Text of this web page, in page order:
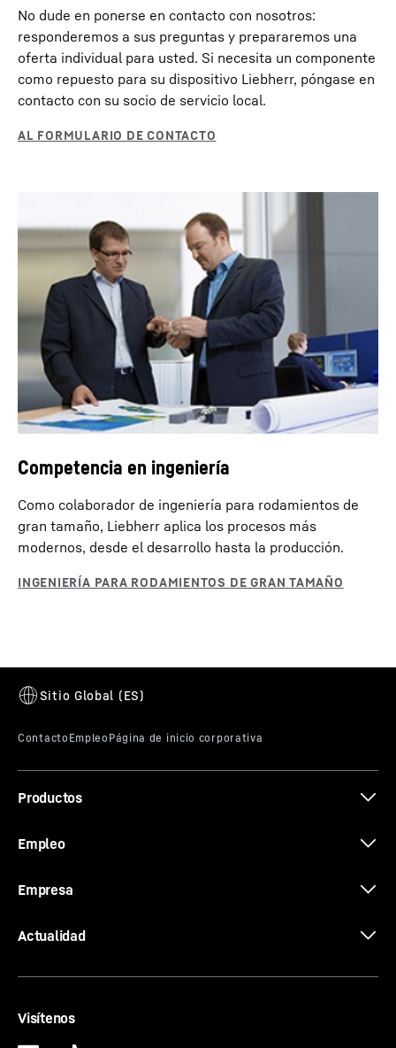
No dude en ponerse en contacto con nosotros:
responderemos a sus preguntas y prepararemos una
oferta individual para usted. Si necesita un componente
como repuesto para su dispositivo Liebherr, póngase en
contacto con su socio de servicio local.
Competencia en ingeniería
Como colaborador de ingeniería para rodamientos de
gran tamaño, Liebherr aplica los procesos más
modernos, desde el desarrollo hasta la producción.
Productos
Empleo
Empresa
Actualidad
Visítenos